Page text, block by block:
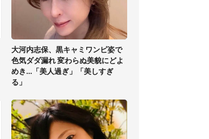
大河内志保、黒キャミワンピ姿で
色気ダダ漏れ 変わらぬ美貌にどよ
めき...「美人過ぎ」「美しすぎ
る」